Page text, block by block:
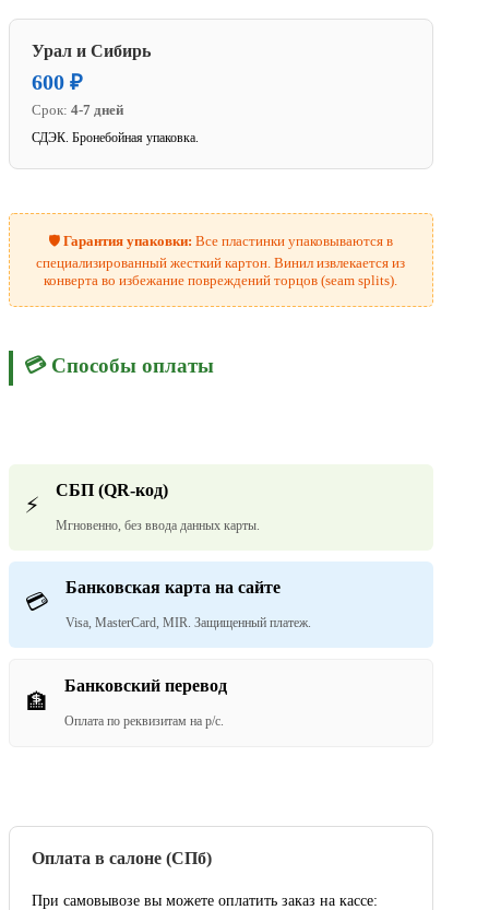
Урал и Сибирь
600 ₽
Срок: 4-7 дней
СДЭК. Бронебойная упаковка.
🛡️Гарантия упаковки: Все пластинки упаковываются в
специализированный жесткий картон. Винил извлекается из
конверта во избежание повреждений торцов (seam splits).
💳 Способы оплаты
⚡
СБП (QR-код)
Мгновенно, без ввода данных карты.
💳
Банковская карта на сайте
Visa, MasterCard, MIR. Защищенный платеж.
🏦
Банковский перевод
Оплата по реквизитам на р/с.
Оплата в салоне (СПб)
При самовывозе вы можете оплатить заказ на кассе: